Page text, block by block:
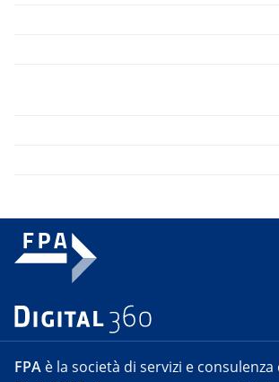
FPA è la società di servizi e consulenza